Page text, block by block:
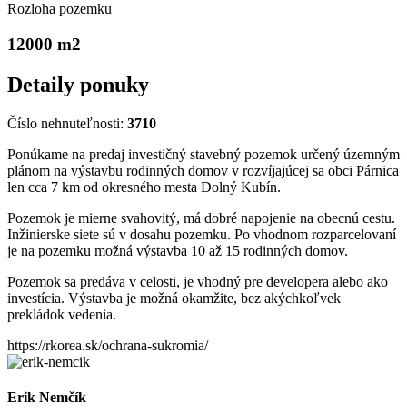
Rozloha pozemku
12000 m2
Detaily ponuky
Číslo nehnuteľnosti: 3710
Ponúkame na predaj investičný stavebný pozemok určený územným
plánom na výstavbu rodinných domov v rozvíjajúcej sa obci Párnica
len cca 7 km od okresného mesta Dolný Kubín.
Pozemok je mierne svahovitý, má dobré napojenie na obecnú cestu.
Inžinierske siete sú v dosahu pozemku. Po vhodnom rozparcelovaní
je na pozemku možná výstavba 10 až 15 rodinných domov.
Pozemok sa predáva v celosti, je vhodný pre developera alebo ako
investícia. Výstavba je možná okamžite, bez akýchkoľvek
prekládok vedenia.
https://rkorea.sk/ochrana-sukromia/
Erik Nemčík